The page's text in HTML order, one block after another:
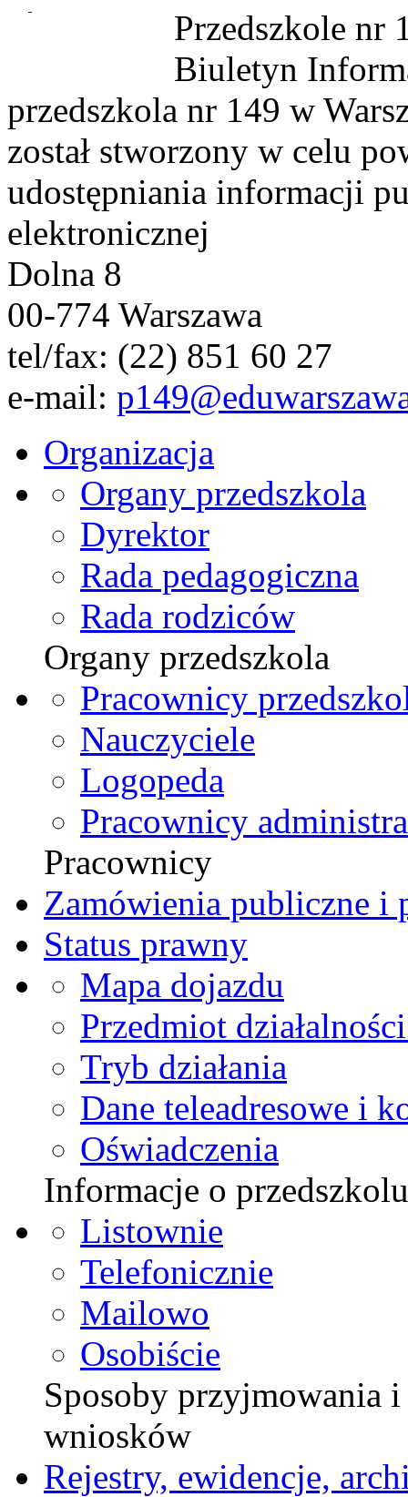
Przedszkole nr
Biuletyn
przedszkola nr 149 w
został stworzony w celu
udostępniania informacji
elektronicznej
Dolna 8
00-774 Warszawa
tel/fax: (22) 851 60 27
e-mail:
Organizacja
Organy przedszkola
Dyrektor
Rada pedagogiczna
Rada rodziców
Organy przedszkola
Pracownicy
Nauczyciele
Logopeda
Pracownicy
Pracownicy
Zamówienia publiczne i
Status prawny
Mapa dojazdu
Przedmiot
Tryb działania
Dane teleadresowe i
Oświadczenia
Informacje o przedszkolu
Listownie
Telefonicznie
Mailowo
Osobiście
Sposoby przyjmowania i
wniosków
Rejestry, ewidencje,